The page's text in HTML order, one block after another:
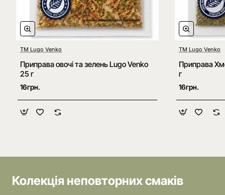
ТМ Lugo Venko
Приправа овочі та зелень Lugo Venko
25 г
16грн.
ТМ Lugo Venko
Приправа
г
16грн.
Колекція неповторних смаків